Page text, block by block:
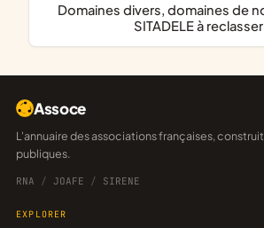
domaines divers, domaines de nomenclature
SITADELE à reclasser
Assoce
L'annuaire des associations françaises, construit sur les données
publiques.
RNA / JOAFE / SIRENE
EXPLORER